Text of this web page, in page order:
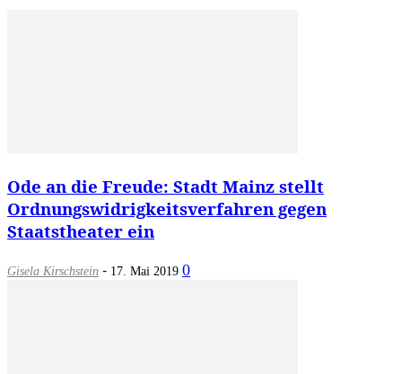
Ode an die Freude: Stadt Mainz stellt
Ordnungswidrigkeitsverfahren gegen
Staatstheater ein
Gisela Kirschstein - 17. Mai 2019 0